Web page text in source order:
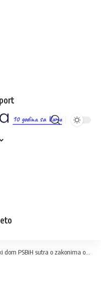
10 godina sa Vama
sutra o zakonima o plaćama i naknadama, zastavi BiH i sportu